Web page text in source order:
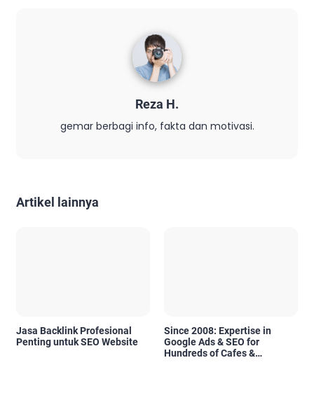
Reza H.
gemar berbagi info, fakta dan motivasi.
Artikel lainnya
Jasa Backlink Profesional
Penting untuk SEO Website
Since 2008: Expertise in
Google Ads & SEO for
Hundreds of Cafes &